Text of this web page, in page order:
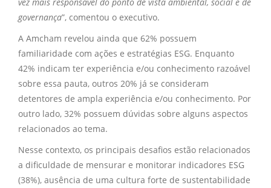
governança”, comentou o executivo.
A Amcham revelou ainda que 62% possuem
familiaridade com ações e estratégias ESG. Enquanto
42% indicam ter experiência e/ou conhecimento razoável
sobre essa pauta, outros 20% já se consideram
detentores de ampla experiência e/ou conhecimento. Por
outro lado, 32% possuem dúvidas sobre alguns aspectos
relacionados ao tema.
Nesse contexto, os principais desafios estão relacionados
a dificuldade de mensurar e monitorar indicadores ESG
(38%), ausência de uma cultura forte de sustentabilidade